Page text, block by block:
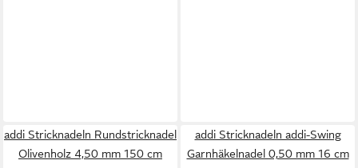
addi Stricknadeln Rundstricknadel
Olivenholz 4,50 mm 150 cm
addi Stricknadeln addi-Swing
Garnhäkelnadel 0,50 mm 16 cm